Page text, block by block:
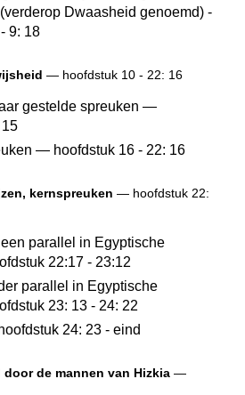
Dwaasheid genoemd) -
9: 18
— hoofdstuk 10 - 22: 16
gestelde spreuken —
— hoofdstuk 16 - 22: 16
kernspreuken — hoofdstuk 22:
parallel in Egyptische
22:17 - 23:12
parallel in Egyptische
23: 13 - 24: 22
24: 23 - eind
door de mannen van Hizkia—